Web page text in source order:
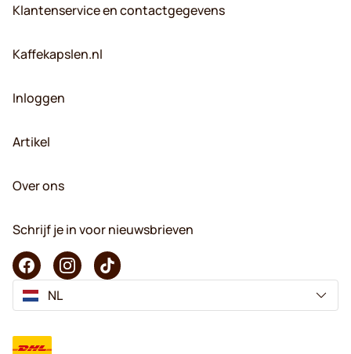
Klantenservice en contactgegevens
Kaffekapslen.nl
Inloggen
Artikel
Over ons
Schrijf je in voor nieuwsbrieven
NL